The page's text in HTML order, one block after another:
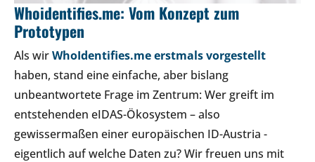
Whoidentifies.me: Vom Konzept zum
Prototypen
Als wirWhoIdentifies.me erstmals vorgestellt
haben, stand eine einfache, aber bislang
unbeantwortete Frage im Zentrum: Wer greift im
entstehenden eIDAS-Ökosystem – also
gewissermaßen einer europäischen ID-Austria -
eigentlich auf welche Daten zu? Wir freuen uns mit